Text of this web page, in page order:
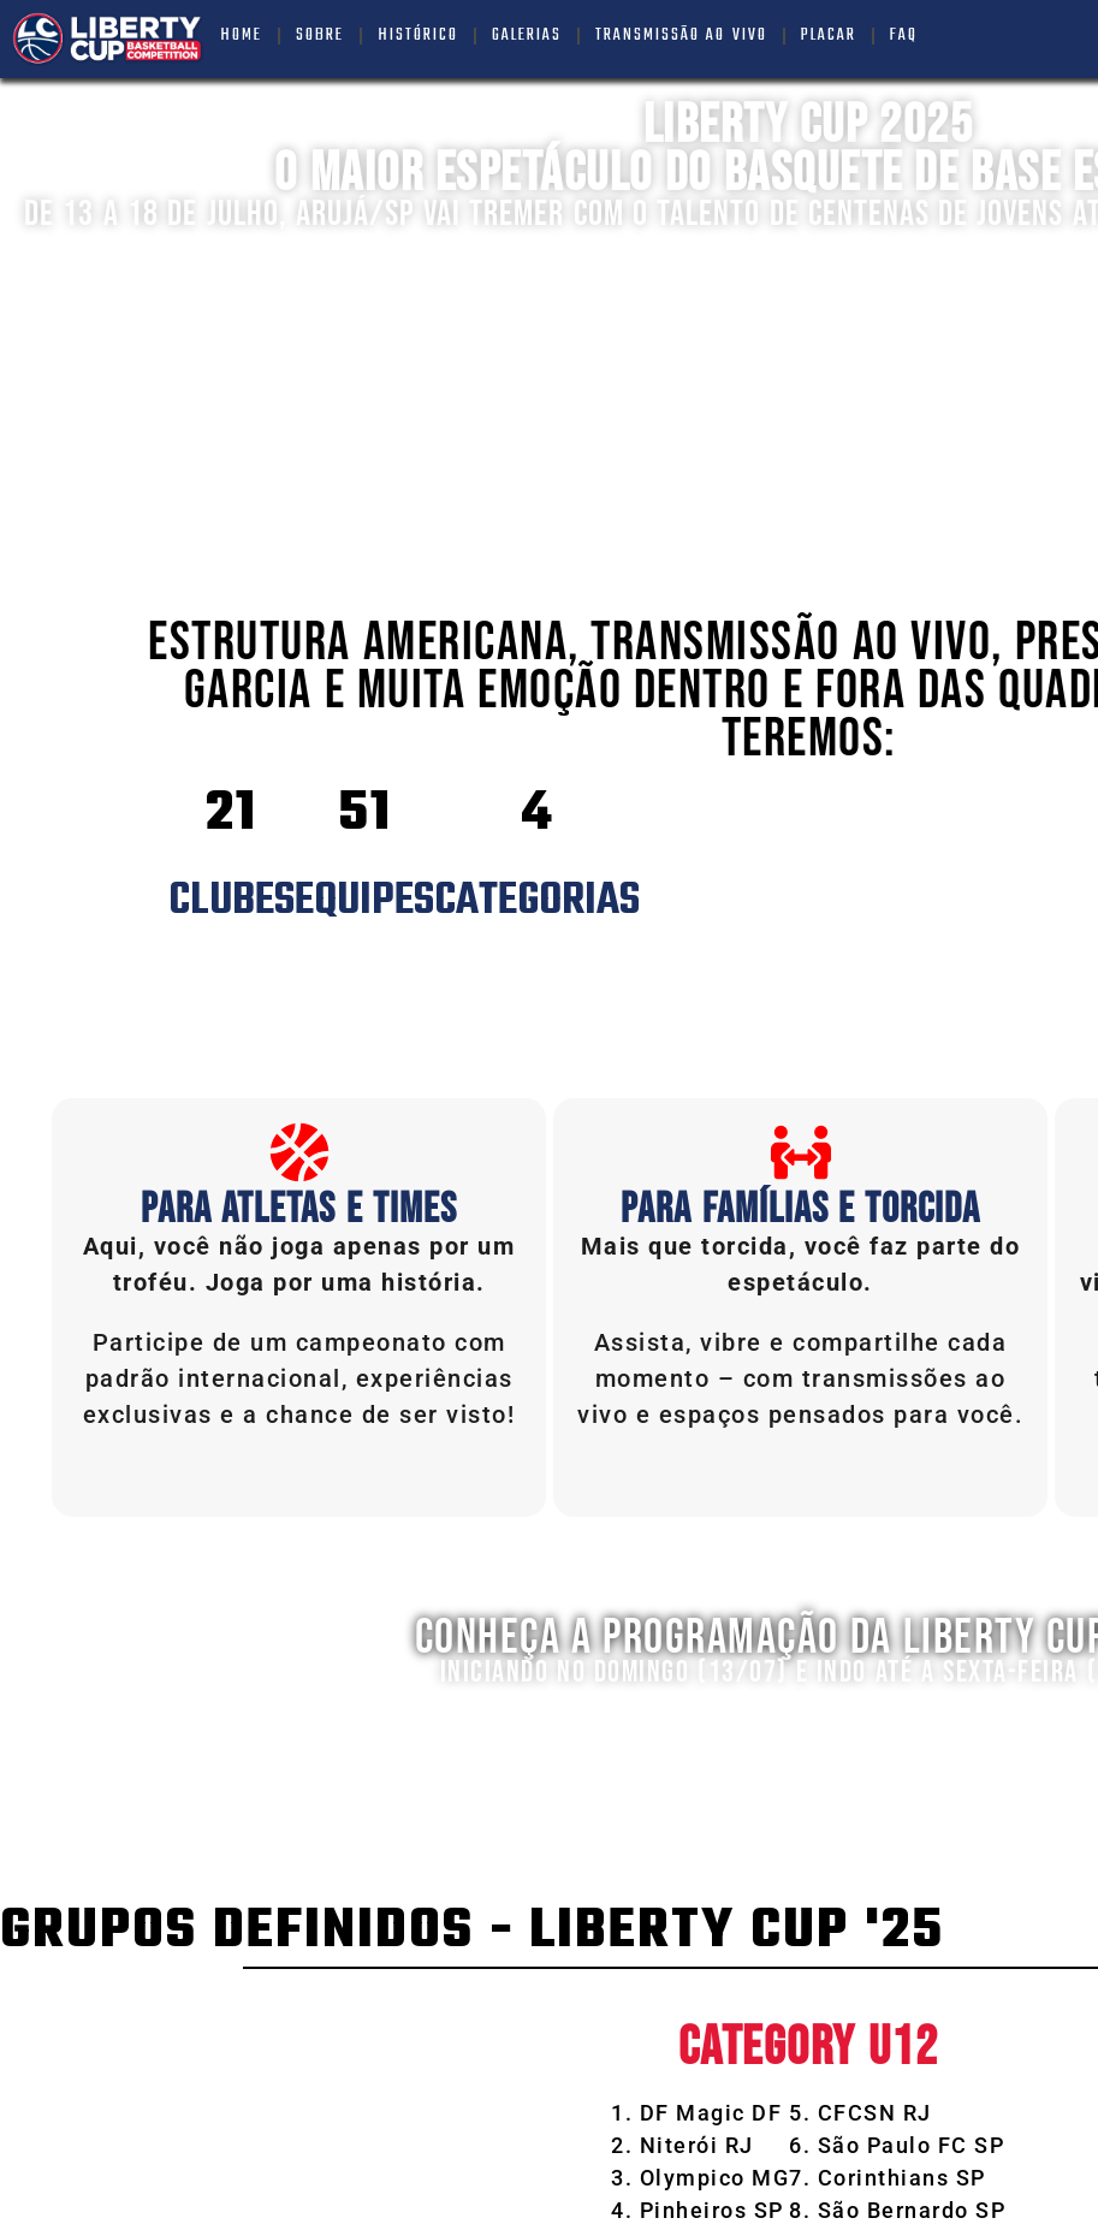
HOME SOBRE HISTÓRICO GALERIAS TRANSMISSÃO AO VIVO PLACAR FAQ
LIBERTY CUP 2025
O MAIOR ESPETÁCULO DO BASQUETE DE BASE
DE 13 A 18 DE JULHO, ARUJÁ/SP VAI TREMER COM O TALENTO DE CENTENAS DE JOVENS
ESTRUTURA AMERICANA, TRANSMISSÃO AO VIVO,
GARCIA E MUITA EMOÇÃO DENTRO E FORA DAS
TEREMOS:
CLUBES
21
EQUIPES
51
CATEGORIAS
4
PARA ATLETAS E TIMES
Aqui, você não joga apenas por um
troféu. Joga por uma história.
Participe de um campeonato com
padrão internacional, experiências
exclusivas e a chance de ser visto!
PARA FAMÍLIAS E TORCIDA
Mais que torcida, você faz parte do
espetáculo.
Assista, vibre e compartilhe cada
momento – com transmissões ao
vivo e espaços pensados para você.
CONHEÇA A PROGRAMAÇÃO DA LIBERTY
INICIANDO NO DOMINGO (13/07) E INDO ATÉ A SEXTA-
GRUPOS DEFINIDOS - LIBERTY CUP '25
CATEGORY U12
1. DF Magic DF
2. Niterói RJ
3. Olympico MG
4. Pinheiros SP
5. CFCSN RJ
6. São Paulo FC SP
7. Corinthians SP
8. São Bernardo SP